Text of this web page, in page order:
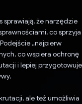
sprawiają, że narzędzie
co sprzyja
„najpierw
co wspiera ochronę
i lepiej przygotowuje
ale też umożliwia